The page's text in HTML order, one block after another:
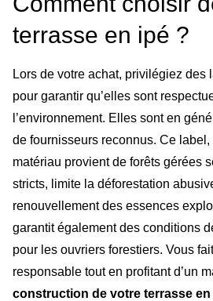
terrasse en ipé ?
Lors de votre achat, privilégiez des
pour garantir qu’elles sont
l’environnement. Elles sont en
de fournisseurs reconnus. Ce
matériau provient de forêts gérées
stricts, limite la déforestation
renouvellement des essences
garantit également des conditions
pour les ouvriers forestiers. Vous
responsable tout en profitant d’un
construction de votre terrasse